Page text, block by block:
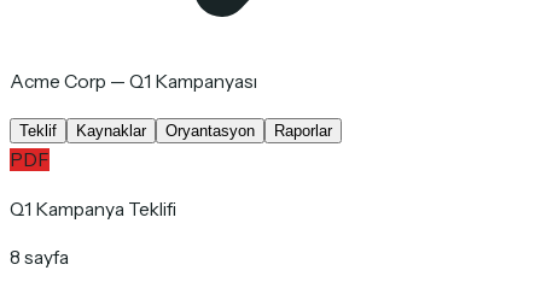
Acme Corp — Q1 Kampanyası
Teklif Kaynaklar Oryantasyon Raporlar
PDF
Q1 Kampanya Teklifi
8 sayfa